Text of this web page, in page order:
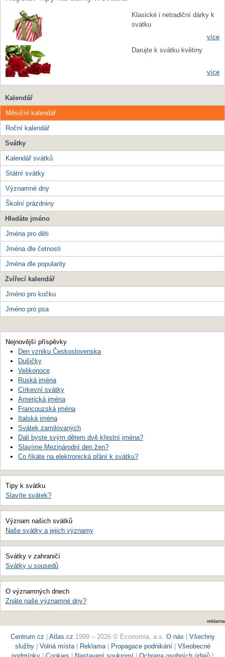
Klasické i netradiční dárky k
svátku
více
Darujte k svátku květiny
více
Kalendář
Měsíční kalendář
Roční kalendář
Svátky
Kalendář svátků
Státní svátky
Významné dny
Školní prázdniny
Hledáte jméno
Jména pro děti
Jména dle četnosti
Jména dle popularity
Zvířecí kalendář
Jméno pro kočku
Jméno pro psa
Nejnovější příspěvky
Den vzniku Československa
Dušičky
Velikonoce
Ruská jména
Církevní svátky
Americká jména
Francouzská jména
Italská jména
Svátek zamilovaných
Dali byste svým dětem dvě křestní jména?
Slavíme Mezinárodní den žen?
Co říkáte na elektronická přání k svátku?
Tipy k svátku
Slavíte svátek?
Význam našich svátků
Naše svátky a jejich významy
Svátky v zahraničí
Svátky u sousedů
O významných dnech
Znáte naše významné dny?
reklama
Centrum.cz Atlas.cz 1999 – 2026 © Economia, a.s. O nás
Všechny
služby
Volná místa| Reklama Propagace podnikání| Všeobecné